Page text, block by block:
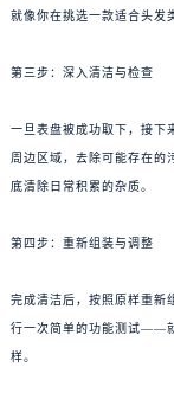
就像你在挑选一款适合头发
第三步：深入清洁与检查
一旦表盘被成功取下，接下
周边区域，去除可能存在
底清除日常积累的杂质。
第四步：重新组装与调整
完成清洁后，按照原样重新
行一次简单的功能测试——
样。